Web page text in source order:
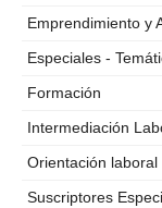
Emprendimiento y
Especiales -
Formación
Intermediación
Orientación laboral
Suscriptores